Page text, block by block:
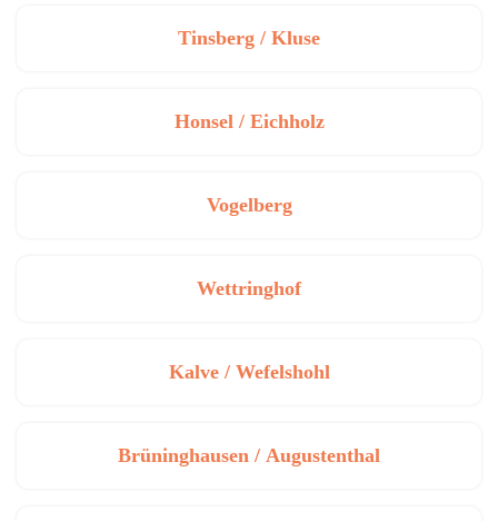
Tinsberg / Kluse
Honsel / Eichholz
Vogelberg
Wettringhof
Kalve / Wefelshohl
Brüninghausen / Augustenthal